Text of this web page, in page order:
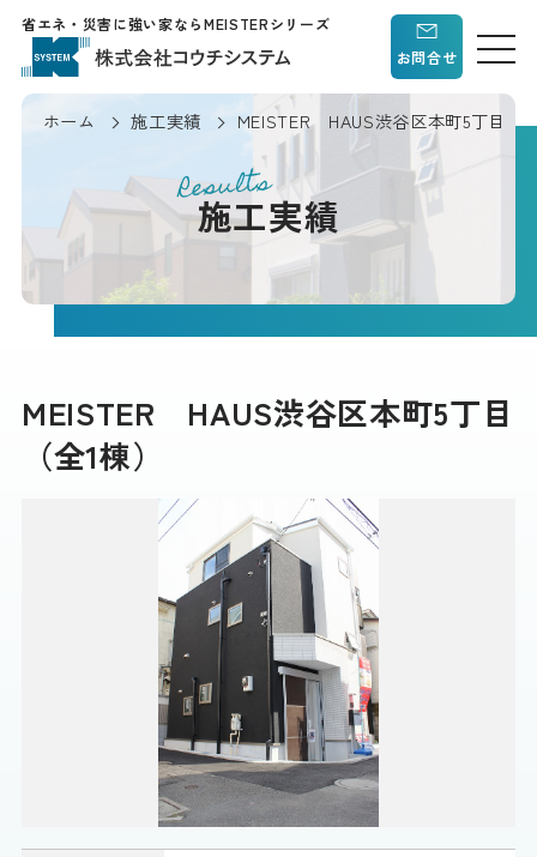
省エネ・災害に強い家ならMEISTERシリーズ
お問合せ
ホーム 施工実績 MEISTER HAUS渋谷区本町5丁目（
Results
施工実績
MEISTER HAUS渋谷区本町5丁目
（全1棟）